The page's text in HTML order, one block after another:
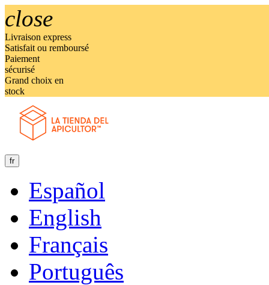
close
Livraison express
Satisfait ou remboursé
Paiement
sécurisé
Grand choix en
stock
fr
Español
English
Français
Português